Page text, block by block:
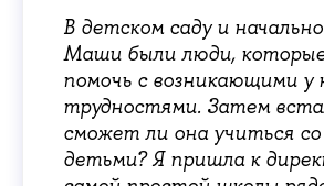
В детском саду и
Маши были люди,
помочь с возникающими у
трудностями. Затем
сможет ли она учиться
детьми? Я пришла к